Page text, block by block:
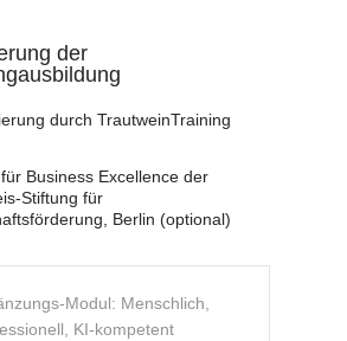
der
durch TrautweinTraining
Business Excellence der
Stiftung für
Berlin (optional)
Modul: Menschlich,
KI-kompetent